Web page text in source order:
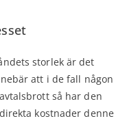
storlek är det
att i de fall någon
så har den
kostnader denne